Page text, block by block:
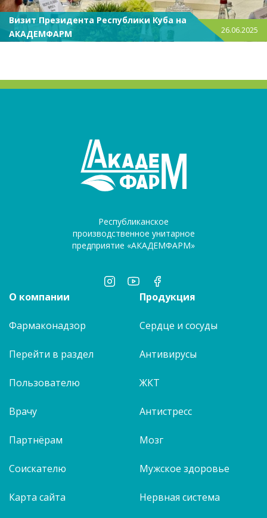
Визит Президента Республики Куба на
АКАДЕМФАРМ
26.06.2025
Республиканское
производственное унитарное
предприятие «АКАДЕМФАРМ»
О компании
Фармаконадзор
Перейти в раздел
Пользователю
Врачу
Партнёрам
Соискателю
Карта сайта
Продукция
Сердце и сосуды
Антивирусы
ЖКТ
Антистресс
Мозг
Мужское здоровье
Нервная система